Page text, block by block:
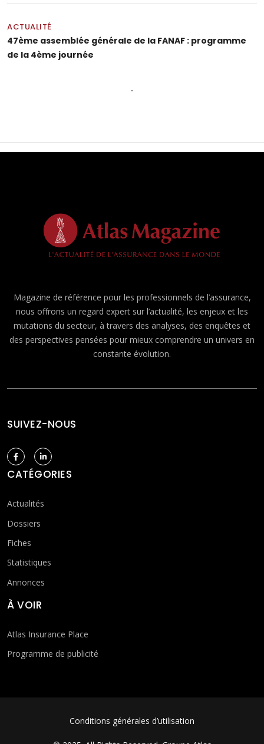
ACTUALITÉ
47ème assemblée générale de la FANAF : programme
de la 4ème journée
Magazine de référence pour les professionnels de l’assurance,
nous offrons un regard expert sur l’actualité, les enjeux et les
mutations du secteur, à travers des analyses, des enquêtes et
des perspectives pensées pour mieux comprendre un univers en
constante évolution.
SUIVEZ-NOUS
CATÉGORIES
Actualités
Dossiers
Fiches
Statistiques
Annonces
À VOIR
Atlas Insurance Place
Programme de publicité
FOOTER MENUConditions générales d’utilisation